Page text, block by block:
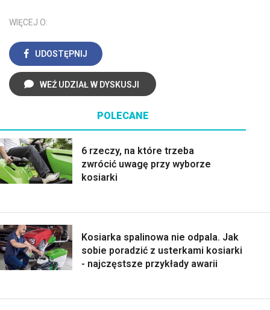
WIĘCEJ O:
UDOSTĘPNIJ
WEŹ UDZIAŁ W DYSKUSJI
POLECANE
6 rzeczy, na które trzeba
zwrócić uwagę przy wyborze
kosiarki
Kosiarka spalinowa nie odpala. Jak
sobie poradzić z usterkami kosiarki
- najczęstsze przykłady awarii